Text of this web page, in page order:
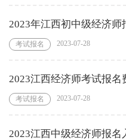
2023年江西初中级经济师
考试报名 2023-07-28
2023江西经济师考试报名
考试报名 2023-07-28
2023江西中级经济师报名